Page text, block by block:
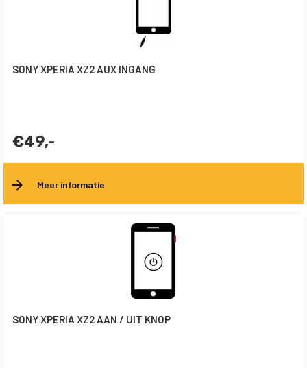
SONY XPERIA XZ2 AUX INGANG
€49,-
Meer informatie
SONY XPERIA XZ2 AAN / UIT KNOP